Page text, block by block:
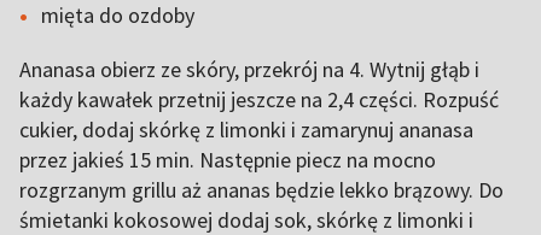
mięta do ozdoby
Ananasa obierz ze skóry, przekrój na 4. Wytnij głąb i
każdy kawałek przetnij jeszcze na 2,4 części. Rozpuść
cukier, dodaj skórkę z limonki i zamarynuj ananasa
przez jakieś 15 min. Następnie piecz na mocno
rozgrzanym grillu aż ananas będzie lekko brązowy. Do
śmietanki kokosowej dodaj sok, skórkę z limonki i